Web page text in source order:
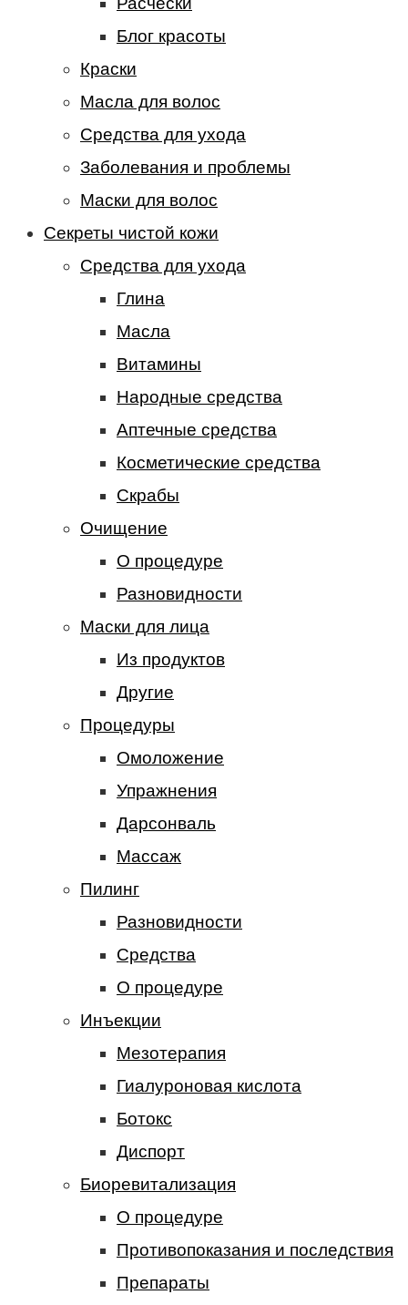
Блог красоты
Краски
Масла для волос
Средства для ухода
Заболевания и проблемы
Маски для волос
Секреты чистой кожи
Средства для ухода
Глина
Масла
Витамины
Народные средства
Аптечные средства
Косметические средства
Скрабы
Очищение
О процедуре
Разновидности
Маски для лица
Из продуктов
Другие
Процедуры
Омоложение
Упражнения
Дарсонваль
Массаж
Пилинг
Разновидности
Средства
О процедуре
Инъекции
Мезотерапия
Гиалуроновая кислота
Ботокс
Диспорт
Биоревитализация
О процедуре
Противопоказания и последствия
Препараты